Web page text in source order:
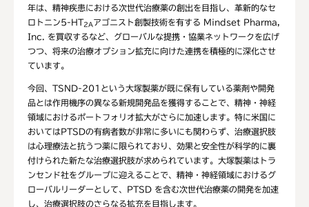
年は、精神疾患における次世代治療薬の創出を目指し、革新的なセ
ロトニン5-HT2Aアゴニスト創製技術を有する Mindset Pharma,
Inc. を買収するなど、グローバルな提携・協業ネットワークを広げ
つつ、将来の治療オプション拡充に向けた連携を積極的に深化させ
ています。
今回、TSND-201という大塚製薬が既に保有している薬剤や開発
品とは作用機序の異なる新規開発品を獲得することで、精神・神経
領域におけるポートフォリオ拡大がさらに加速します。特に米国に
おいてはPTSDの有病者数が非常に多いにも関わらず、治療選択肢
は心理療法と抗うつ薬に限られており、効果と安全性が科学的に裏
付けられた新たな治療選択肢が求められています。大塚製薬はトラ
ンセンド社をグループに迎えることで、精神・神経領域におけるグ
ローバルリーダーとして、PTSD を含む次世代治療薬の開発を加速
し、治療選択肢のさらなる拡充を目指します。